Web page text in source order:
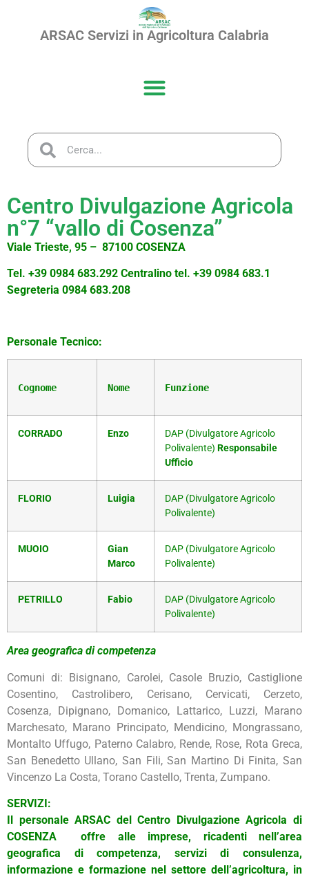
ARSAC Servizi in Agricoltura Calabria
Centro Divulgazione Agricola
n°7 “vallo di Cosenza”
Viale Trieste, 95 – 87100 COSENZA
Tel. +39 0984 683.292 Centralino tel. +39 0984 683.1
Segreteria 0984 683.208
Personale Tecnico:
Cognome Nome Funzione
CORRADO Enzo
DAP (Divulgatore Agricolo
Polivalente) Responsabile
Ufficio
FLORIO Luigia
DAP (Divulgatore Agricolo
Polivalente)
MUOIO
Gian
Marco
DAP (Divulgatore Agricolo
Polivalente)
PETRILLO Fabio
DAP (Divulgatore Agricolo
Polivalente)
Area geografica di competenza
Comuni di: Bisignano, Carolei, Casole Bruzio, Castiglione
Cosentino, Castrolibero, Cerisano, Cervicati, Cerzeto,
Cosenza, Dipignano, Domanico, Lattarico, Luzzi, Marano
Marchesato, Marano Principato, Mendicino, Mongrassano,
Montalto Uffugo, Paterno Calabro, Rende, Rose, Rota Greca,
San Benedetto Ullano, San Fili, San Martino Di Finita, San
Vincenzo La Costa, Torano Castello, Trenta, Zumpano.
SERVIZI:
Il personale ARSAC del Centro Divulgazione Agricola di
COSENZA offre alle imprese, ricadenti nell’area
geografica di competenza, servizi di consulenza,
informazione e formazione nel settore dell’agricoltura, in